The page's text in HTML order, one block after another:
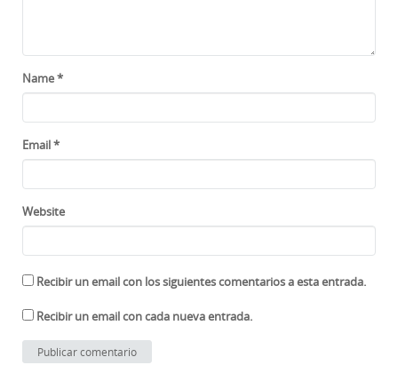
Name*
Email*
Website
Recibir un email con los siguientes comentarios a esta entrada.
Recibir un email con cada nueva entrada.